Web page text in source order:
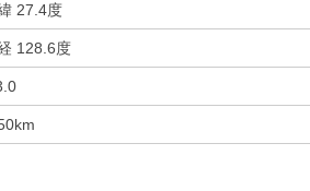
27.4度
128.6度